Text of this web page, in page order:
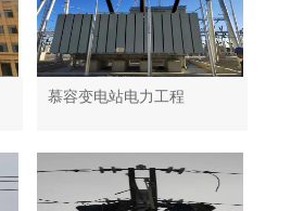
慕容变电站电力工程